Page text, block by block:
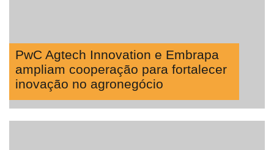
PwC Agtech Innovation e Embrapa
ampliam cooperação para fortalecer
inovação no agronegócio